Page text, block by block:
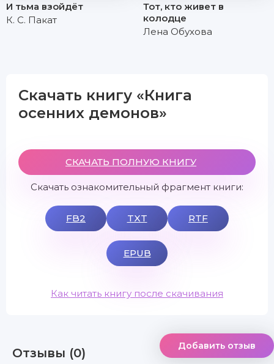
И тьма взойдёт
К. С. Пакат
Тот, кто живет в
колодце
Лена Обухова
Скачать книгу «Книга
осенних демонов»
СКАЧАТЬ ПОЛНУЮ КНИГУ
Скачать ознакомительный фрагмент книги:
FB2 TXT RTF
EPUB
Как читать книгу после скачивания
Отзывы (0) Добавить отзыв